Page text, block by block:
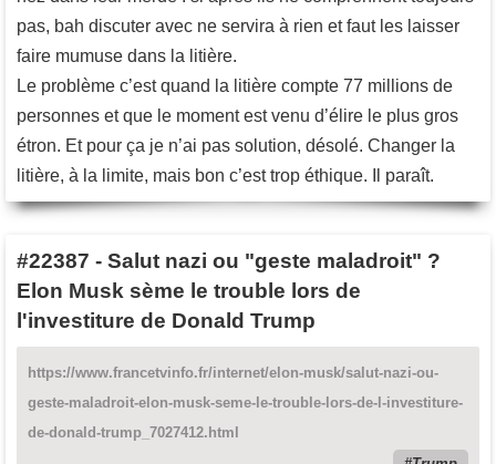
pas, bah discuter avec ne servira à rien et faut les laisser
faire mumuse dans la litière.
Le problème c’est quand la litière compte 77 millions de
personnes et que le moment est venu d’élire le plus gros
étron. Et pour ça je n’ai pas solution, désolé. Changer la
litière, à la limite, mais bon c’est trop éthique. Il paraît.
#22387 - Salut nazi ou "geste maladroit" ?
Elon Musk sème le trouble lors de
l'investiture de Donald Trump
https://www.francetvinfo.fr/internet/elon-musk/salut-nazi-ou-
geste-maladroit-elon-musk-seme-le-trouble-lors-de-l-investiture-
de-donald-trump_7027412.html